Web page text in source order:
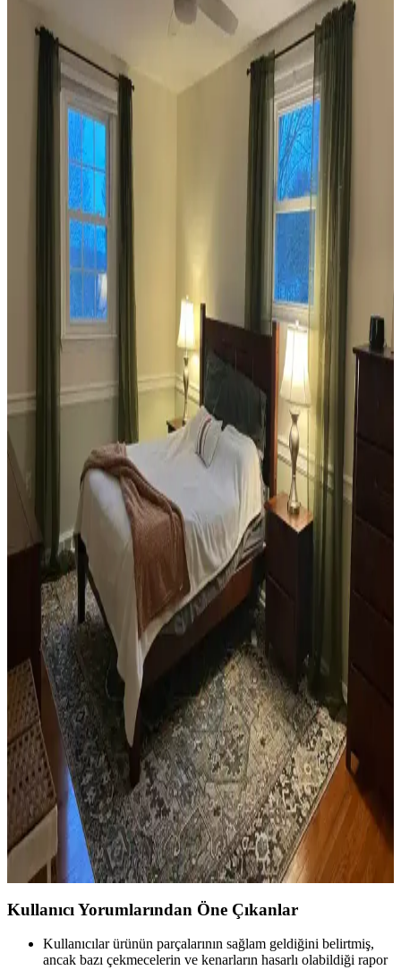
Ev Dekorasyonunda Denge ve Fonksiyonellik: Renk
Uyumu, Mobilya Yerleşimi ve Estetik İncelemesi
Reddit tartışması üzerinden ev dekorasyonunda renk uyumu,
mobilya yerleşimi ve aksesuar dengesi gibi unsurların yaşam
alanlarının estetik ve fonksiyonelliğini nasıl etkilediği inceleniyor.
Veranda Dekorasyonunda Bitki Seçimi, Aydınlatma
ve Mobilya Düzenlemeleriyle Estetik İyileştirme
Yöntemleri
Veranda dekorasyonunda bitkiler, halılar, aydınlatma ve mobilyaların
uyumlu kullanımı mekânı daha davetkâr ve fonksiyonel kılar. Doğru
seçimler verandanın atmosferini ve dış görünümünü güçlendirir.
Habitat'tan İkinci El Mobilya Alımı ve Ev
Dekorasyonunda Stil Oluşturma Yöntemleri
Habitat mağazalarından ikinci el mobilya alımı, ekonomik ve özgün
dekorasyon için fırsatlar sunar. Doğru seçim, temizlik ve stil
oluşturma evin atmosferini belirler.
Teal Renkli Sandalyenin Halı ve Dolapla
Uyumunda Renk Tonları ve Aksesuarların Rolü
Teal renkli sandalyenin halı ve dolapla uyumu, doğru renk tonları ve
aksesuar seçimiyle sağlanır. Halıdaki mavi-yeşil alt tonlar ve sıcak
ahşap dolap, teal rengini öne çıkarır, aksesuarlar ise denge oluşturur.
Yan Sehpa Boyama Renk Seçenekleri ve
Dekorasyon Uyumu İçin Rehber
Yan sehpa boyamada renk seçimi, mobilya ve dekorasyon uyumu
açısından önemlidir. Koyu tonlar, sıcak renkler ve doğal ahşap
görünümü seçenekleriyle estetik sonuçlar elde edilir.
Ev Kütüphanesi Yenileme: Renk, Dekorasyon ve
Konforun Dengeli Buluşması
Ev kütüphanesi yenilemesinde renklerin rahatlatıcı etkisi, kişisel
dekoratif öğeler ve konforlu mobilyalar ön plandadır. Tavan boyama
ve raf düzeni mekânın atmosferini zenginleştirir.
Yatak Odası Düzeni ve Dekorasyonunda Doğru
Yerleşim ve Tasarım İpuçları
Yatak odasında doğru mobilya yerleşimi, renk uyumu, aydınlatma
ve kişisel dokunuşlarla mekanın fonksiyonelliği ve estetiği artırılır.
Bu ipuçlarıyla odanız daha dengeli ve sıcak bir hale gelir.
Kullanıcı Yorumlarından Öne Çıkanlar
Kullanıcılar ürünün parçalarının sağlam geldiğini belirtmiş,
ancak bazı çekmecelerin ve kenarların hasarlı olabildiği rapor